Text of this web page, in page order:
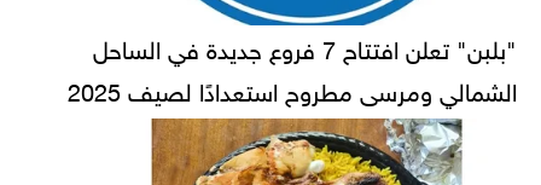
"بلبن" تعلن افتتاح 7 فروع جديدة في الساحل
الشمالي ومرسى مطروح استعدادًا لصيف 2025